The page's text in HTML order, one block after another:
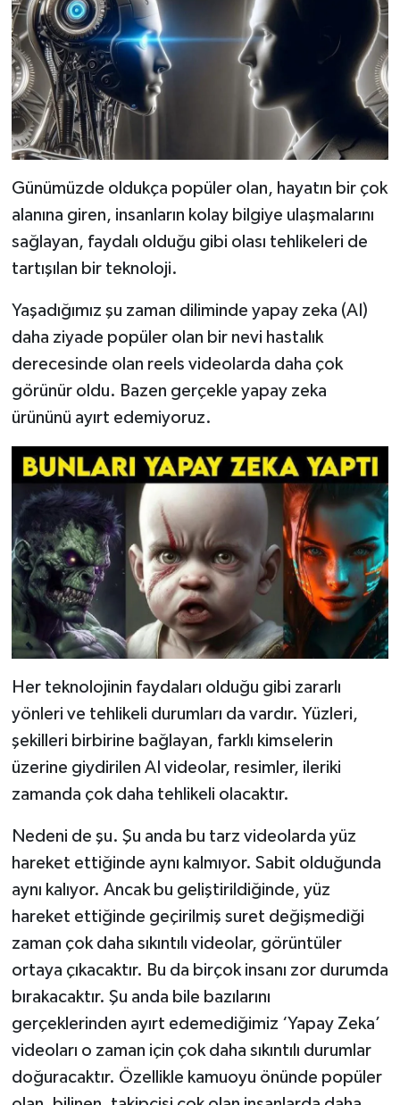
Günümüzde oldukça popüler olan, hayatın bir çok
alanına giren, insanların kolay bilgiye ulaşmalarını
sağlayan, faydalı olduğu gibi olası tehlikeleri de
tartışılan bir teknoloji.
Yaşadığımız şu zaman diliminde yapay zeka (AI)
daha ziyade popüler olan bir nevi hastalık
derecesinde olan reels videolarda daha çok
görünür oldu. Bazen gerçekle yapay zeka
ürününü ayırt edemiyoruz.
Her teknolojinin faydaları olduğu gibi zararlı
yönleri ve tehlikeli durumları da vardır. Yüzleri,
şekilleri birbirine bağlayan, farklı kimselerin
üzerine giydirilen AI videolar, resimler, ileriki
zamanda çok daha tehlikeli olacaktır.
Nedeni de şu. Şu anda bu tarz videolarda yüz
hareket ettiğinde aynı kalmıyor. Sabit olduğunda
aynı kalıyor. Ancak bu geliştirildiğinde, yüz
hareket ettiğinde geçirilmiş suret değişmediği
zaman çok daha sıkıntılı videolar, görüntüler
ortaya çıkacaktır. Bu da birçok insanı zor durumda
bırakacaktır. Şu anda bile bazılarını
gerçeklerinden ayırt edemediğimiz ‘Yapay Zeka’
videoları o zaman için çok daha sıkıntılı durumlar
doğuracaktır. Özellikle kamuoyu önünde popüler